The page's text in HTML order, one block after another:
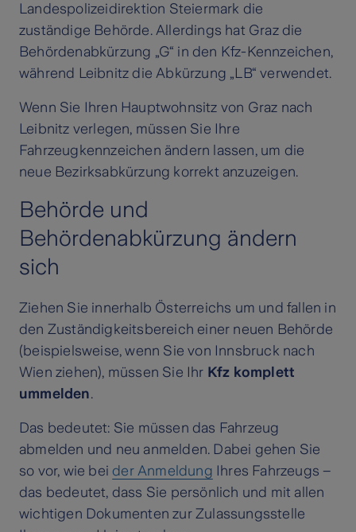
Landespolizeidirektion Steiermark die
zuständige Behörde. Allerdings hat Graz die
Behördenabkürzung „G“ in den Kfz-Kennzeichen,
während Leibnitz die Abkürzung „LB“ verwendet.
Wenn Sie Ihren Hauptwohnsitz von Graz nach
Leibnitz verlegen, müssen Sie Ihre
Fahrzeugkennzeichen ändern lassen, um die
neue Bezirksabkürzung korrekt anzuzeigen.
Behörde und
Behördenabkürzung ändern
sich
Ziehen Sie innerhalb Österreichs um und fallen in
den Zuständigkeitsbereich einer neuen Behörde
(beispielsweise, wenn Sie von Innsbruck nach
Wien ziehen), müssen Sie Ihr Kfz komplett
ummelden.
Das bedeutet: Sie müssen das Fahrzeug
abmelden und neu anmelden. Dabei gehen Sie
so vor, wie bei der Anmeldung Ihres Fahrzeugs –
das bedeutet, dass Sie persönlich und mit allen
wichtigen Dokumenten zur Zulassungsstelle